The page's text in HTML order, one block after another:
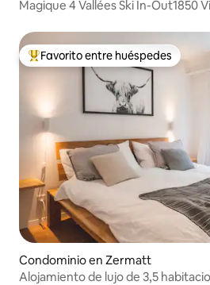
Magique 4 Vallées Ski In-Out1850
De los mejores en Favorito entre
Favorito entre huéspedes
Condominio en Zermatt
Alojamiento de lujo de 3,5